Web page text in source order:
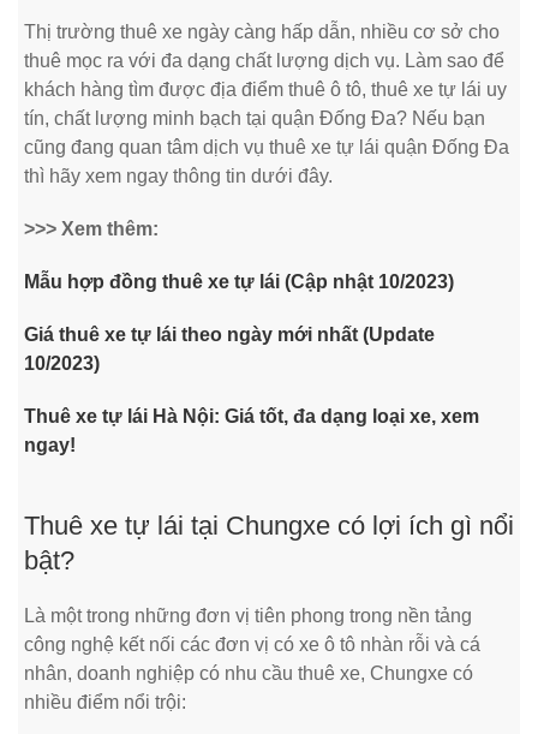
Thị trường thuê xe ngày càng hấp dẫn, nhiều cơ sở cho
thuê mọc ra với đa dạng chất lượng dịch vụ. Làm sao để
khách hàng tìm được địa điểm thuê ô tô, thuê xe tự lái uy
tín, chất lượng minh bạch tại quận Đống Đa? Nếu bạn
cũng đang quan tâm dịch vụ thuê xe tự lái quận Đống Đa
thì hãy xem ngay thông tin dưới đây.
>>> Xem thêm:
Mẫu hợp đồng thuê xe tự lái (Cập nhật 10/2023)
Giá thuê xe tự lái theo ngày mới nhất (Update
10/2023)
Thuê xe tự lái Hà Nội: Giá tốt, đa dạng loại xe, xem
ngay!
Thuê xe tự lái tại Chungxe có lợi ích gì nổi
bật?
Là một trong những đơn vị tiên phong trong nền tảng
công nghệ kết nối các đơn vị có xe ô tô nhàn rỗi và cá
nhân, doanh nghiệp có nhu cầu thuê xe, Chungxe có
nhiều điểm nổi trội: